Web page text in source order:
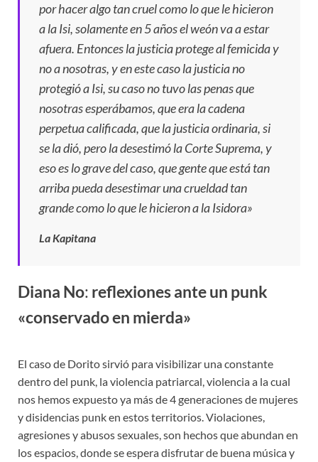
por hacer algo tan cruel como lo que le hicieron
a la Isi, solamente en 5 años el weón va a estar
afuera. Entonces la justicia protege al femicida y
no a nosotras, y en este caso la justicia no
protegió a Isi, su caso no tuvo las penas que
nosotras esperábamos, que era la cadena
perpetua calificada, que la justicia ordinaria, si
se la dió, pero la desestimó la Corte Suprema, y
eso es lo grave del caso, que gente que está tan
arriba pueda desestimar una crueldad tan
grande como lo que le hicieron a la Isidora»
La Kapitana
Diana No: reflexiones ante un punk
«conservado en mierda»
El caso de Dorito sirvió para visibilizar una constante
dentro del punk, la violencia patriarcal, violencia a la cual
nos hemos expuesto ya más de 4 generaciones de mujeres
y disidencias punk en estos territorios. Violaciones,
agresiones y abusos sexuales, son hechos que abundan en
los espacios, donde se espera disfrutar de buena música y